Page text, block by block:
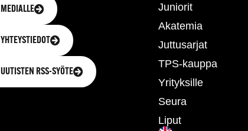
MEDIALLE
YHTEYSTIEDOT
UUTISTEN RSS-SYÖTE
Juniorit
Akatemia
Juttusarjat
TPS-kauppa
Yrityksille
Seura
Liput